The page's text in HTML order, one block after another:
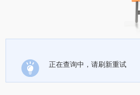
正在查询中，请刷新重试